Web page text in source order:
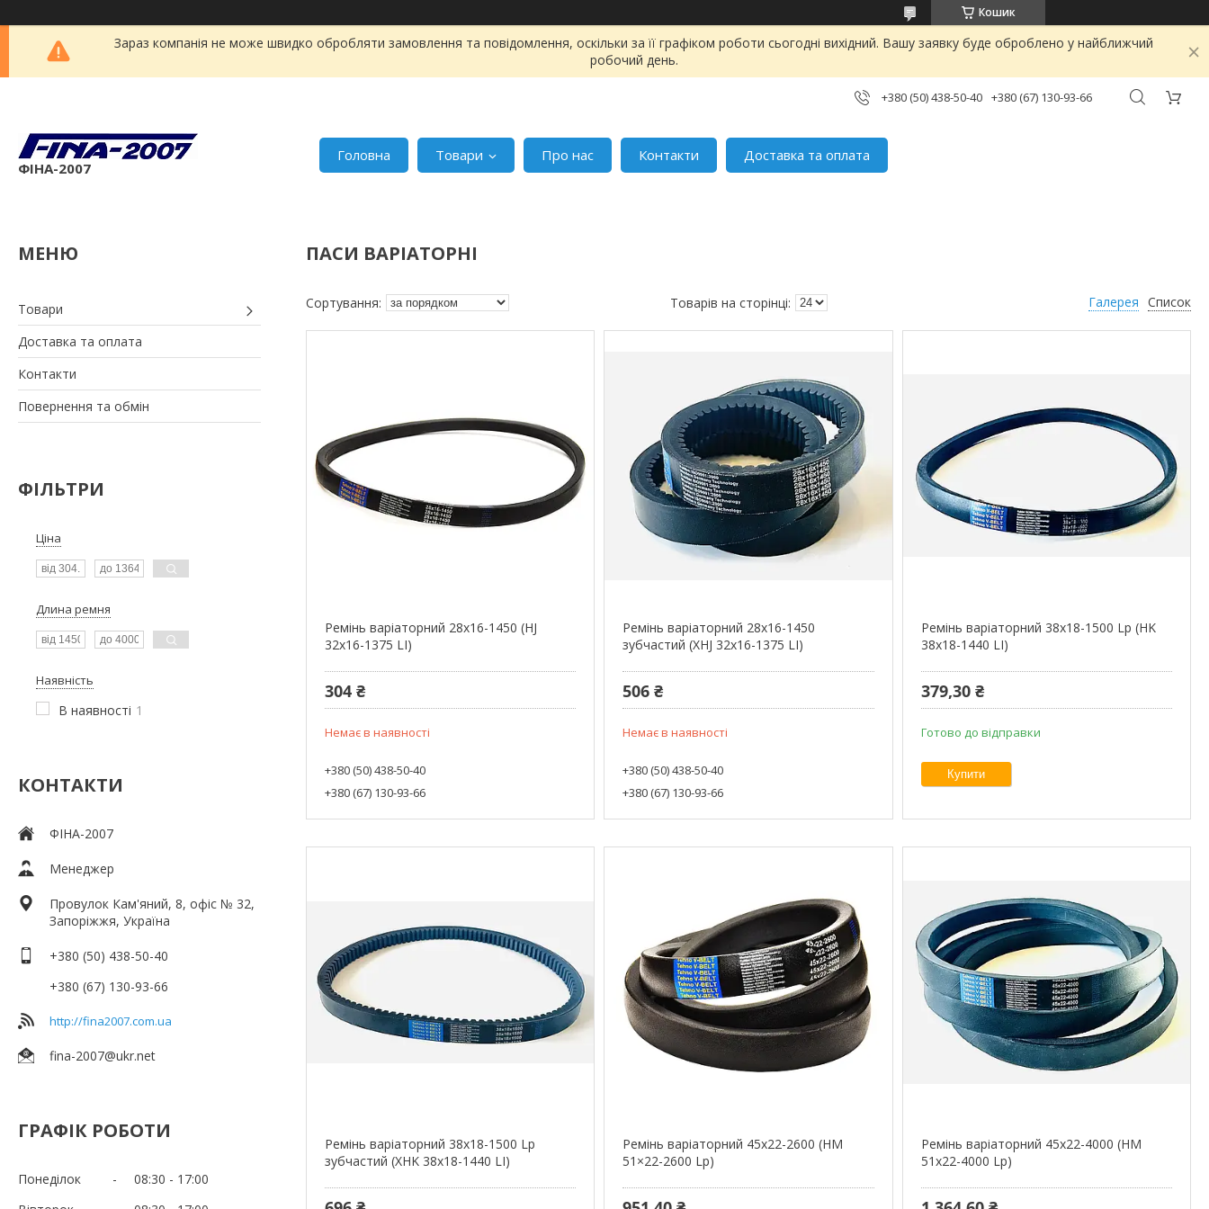
Кошик
Зараз компанія не може швидко обробляти замовлення та повідомлення, оскільки за її графіком роботи сьогодні вихідний. Вашу заявку буде оброблено у найближчий
робочий день.
+380 (50) 438-50-40 +380 (67) 130-93-66
ФІНА-2007
Головна Товари Про нас Контакти Доставка та оплата
Товари
Доставка та оплата
Контакти
Повернення та обмін
ФІЛЬТРИ
Ціна
Длина ремня
Наявність
В наявності 1
КОНТАКТИ
ФІНА-2007
Менеджер
Провулок Кам'яний, 8, офіс № 32,
Запоріжжя, Україна
+380 (50) 438-50-40
+380 (67) 130-93-66
http://fina2007.com.ua
fina-2007@ukr.net
ГРАФІК РОБОТИ
Понеділок 08:30
17:00
ПАСИ ВАРІАТОРНІ
Галерея Список
Ремінь варіаторний 28х16-1450 (HJ
32x16-1375 LI)
304 ₴
Немає в наявності
+380 (50) 438-50-40
+380 (67) 130-93-66
Ремінь варіаторний 28х16-1450
зубчастий (XHJ 32x16-1375 LI)
506 ₴
Немає в наявності
+380 (50) 438-50-40
+380 (67) 130-93-66
Ремінь варіаторний 38х18-1500 Lp (HK
38x18-1440 LI)
379,30 ₴
Готово до відправки
Купити
Ремінь варіаторний 38х18-1500 Lp
зубчастий (XHK 38x18-1440 LI)
Ремінь варіаторний 45х22-2600 (HM
51×22-2600 Lp)
Ремінь варіаторний 45х22-4000 (HM
51х22-4000 Lp)